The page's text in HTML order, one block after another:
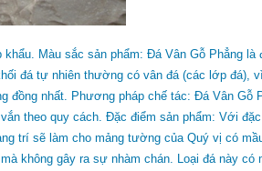
Màu sắc sản phẩm: Đá Vân Gỗ Phẳng là
đá tự nhiên thường có vân đá (các lớp đá),
đồng nhất. Phương pháp chế tác: Đá Vân Gỗ
theo quy cách. Đặc điểm sản phẩm: Với
trí sẽ làm cho mảng tường của Quý vị có
không gây ra sự nhàm chán. Loại đá này có